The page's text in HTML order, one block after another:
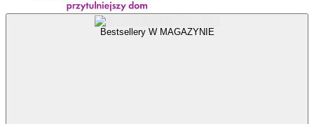
Bestsellery W MAGAZYNIE